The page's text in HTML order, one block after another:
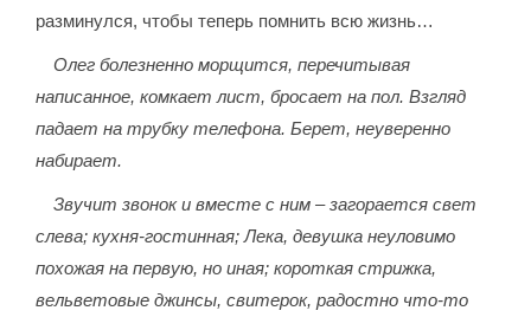
разминулся, чтобы теперь помнить всю жизнь…
Олег болезненно морщится, перечитывая
написанное, комкает лист, бросает на пол. Взгляд
падает на трубку телефона. Берет, неуверенно
набирает.
Звучит звонок и вместе с ним – загорается свет
слева; кухня-гостинная; Лека, девушка неуловимо
похожая на первую, но иная; короткая стрижка,
вельветовые джинсы, свитерок, радостно что-то